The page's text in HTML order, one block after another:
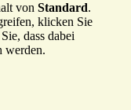
von Standard.
klicken Sie
dass dabei
werden.